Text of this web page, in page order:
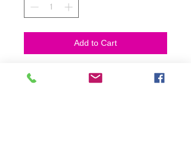
Add to Cart
NO HACEMOS ENVIOS ON LINE